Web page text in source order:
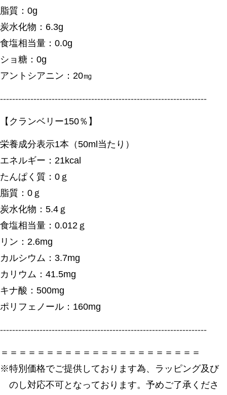
脂質：0g
炭水化物：6.3g
食塩相当量：0.0g
ショ糖：0g
アントシアニン：20㎎
--------------------------------------------------------------------
【クランベリー150％】
栄養成分表示1本（50ml当たり）
エネルギー：21kcal
たんぱく質：0ｇ
脂質：0ｇ
炭水化物：5.4ｇ
食塩相当量：0.012ｇ
リン：2.6mg
カルシウム：3.7mg
カリウム：41.5mg
キナ酸：500mg
ポリフェノール：160mg
--------------------------------------------------------------------
＝＝＝＝＝＝＝＝＝＝＝＝＝＝＝＝＝＝＝＝＝＝
※特別価格でご提供しております為、ラッピング及び
のし対応不可となっております。予めご了承くださ